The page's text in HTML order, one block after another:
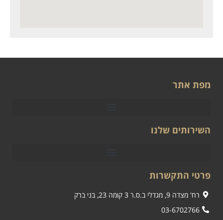
מפת אתר
השירותים שלנו
פרטי התקשרות
רח' מצדה 9, מגדלי ב.ס.ר 3 קומה 23, בני ברק
03-6702766